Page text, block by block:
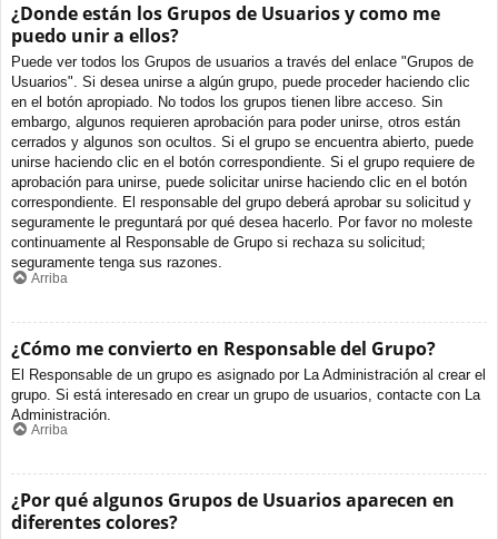
¿Donde están los Grupos de Usuarios y como me
puedo unir a ellos?
Puede ver todos los Grupos de usuarios a través del enlace "Grupos de
Usuarios". Si desea unirse a algún grupo, puede proceder haciendo clic
en el botón apropiado. No todos los grupos tienen libre acceso. Sin
embargo, algunos requieren aprobación para poder unirse, otros están
cerrados y algunos son ocultos. Si el grupo se encuentra abierto, puede
unirse haciendo clic en el botón correspondiente. Si el grupo requiere de
aprobación para unirse, puede solicitar unirse haciendo clic en el botón
correspondiente. El responsable del grupo deberá aprobar su solicitud y
seguramente le preguntará por qué desea hacerlo. Por favor no moleste
continuamente al Responsable de Grupo si rechaza su solicitud;
seguramente tenga sus razones.
Arriba
¿Cómo me convierto en Responsable del Grupo?
El Responsable de un grupo es asignado por La Administración al crear el
grupo. Si está interesado en crear un grupo de usuarios, contacte con La
Administración.
Arriba
¿Por qué algunos Grupos de Usuarios aparecen en
diferentes colores?